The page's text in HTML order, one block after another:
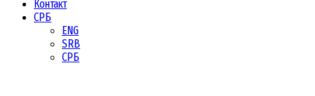
Контакт
СРБ
ENG
SRB
СРБ